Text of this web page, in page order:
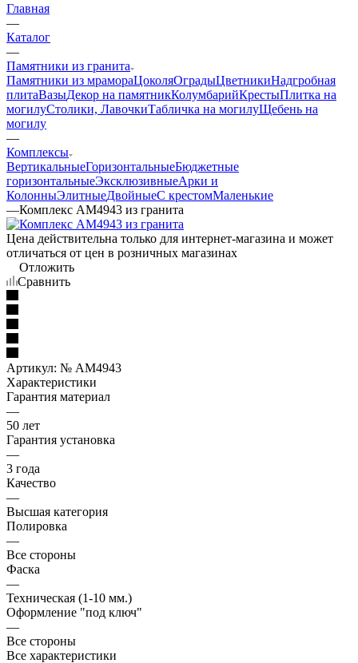
Главная
—
Каталог
—
Памятники из гранита
Памятники из мрамораЦоколяОградыЦветникиНадгробная
плитаВазыДекор на памятникКолумбарийКрестыПлитка на
могилуСтолики, ЛавочкиТабличка на могилуЩебень на
могилу
—
Комплексы
ВертикальныеГоризонтальныеБюджетные
горизонтальныеЭксклюзивныеАрки и
КолонныЭлитныеДвойныеС крестомМаленькие
—Комплекс AM4943 из гранита
Цена действительна только для интернет-магазина и может
отличаться от цен в розничных магазинах
Отложить
Сравнить
Артикул: № AM4943
Характеристики
Гарантия материал
—
50 лет
Гарантия установка
—
3 года
Качество
—
Высшая категория
Полировка
—
Все стороны
Фаска
—
Техническая (1-10 мм.)
Оформление "под ключ"
—
Все стороны
Все характеристики